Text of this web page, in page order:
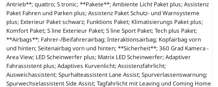
Antrieb**; quattro; S tronic; **Pakete**; Ambiente Licht Paket plus; Assistenz
Paket Fahren und Parken plus; Assistenz Paket Schutz- und Warnsysteme
plus; Exterieur Paket schwarz; Funktions Paket; Klimatisierungs Paket plus;
Komfort Paket; S line Exterieur Paket; S line Sport Paket; Tech plus Paket;
**Airbags**; Fahrer-/Beifahrerairbag; Interaktionsairbag; Kopfairbag vorn
und hinten; Seitenairbag vorn und hinten; **Sicherheit**; 360 Grad Kamera -
Area View; LED Scheinwerfer plus; Matrix LED Scheinwerfer; Adaptiver
Fahrassistent plus; Adaptives Kurvenlicht; Assistenzfahrlicht;
Ausweichassistent; Spurhalteassistent Lane Assist; Spurverlassenswarnung;
Spurwechselassistent Side Assist; Tagfahrlicht mit Leaving und Coming Home